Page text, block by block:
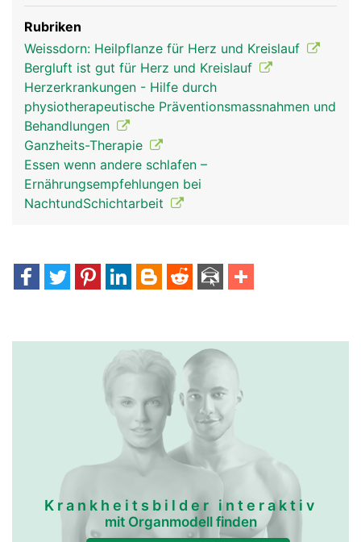
Rubriken
Weissdorn: Heilpflanze für Herz und Kreislauf
Bergluft ist gut für Herz und Kreislauf
Herzerkrankungen - Hilfe durch
physiotherapeutische Präventionsmassnahmen und
Behandlungen
Ganzheits-Therapie
Essen wenn andere schlafen –
Ernährungsempfehlungen bei
NachtundSchichtarbeit
Krankheitsbilder interaktiv
mit Organmodell finden